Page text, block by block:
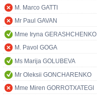
M. Marco GATTI
Mr Paul GAVAN
Mme Iryna GERASHCHENKO
M. Pavol GOGA
Ms Marija GOLUBEVA
Mr Oleksii GONCHARENKO
Mme Miren GORROTXATEGI